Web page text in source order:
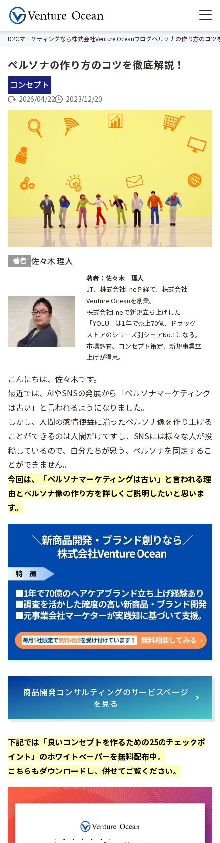
D2Cマーケティングなら株式会社Venture Oceanブログペルソナの作り方のコツ
ペルソナの作り方のコツを徹底解説！
コンセプト
2026/04/22 2023/12/20
著者 佐々木 理人
著者：佐々木 理人
JT、株式会社I-neを経て、株式会社
Venture Oceanを創業。
株式会社I-neで新規立ち上げした
「YOLU」は1年で売上70億、ドラッグ
ストアのシリーズ別シェアNo.1になる。
市場調査、コンセプト策定、新規事業立
上げが得意。
こんにちは、佐々木です。
最近では、AIやSNSの発展から「ペルソナマーケティング
は古い」と言われるようになりました。
しかし、人間の感情便益に沿ったペルソナ像を作り上げる
ことができるのは人間だけですし、SNSには様々な人が投
稿しているので、自分たちが思う、ペルソナを固定するこ
とができません。
今回は、「ペルソナマーケティングは古い」と言われる理
由とペルソナ像の作り方を詳しくご説明したいと思いま
す。
商品開発コンサルティングのサービスページ
を見る
下記では「良いコンセプトを作るための25のチェックポ
イント」のホワイトペーパーを無料配布中。
こちらもダウンロードし、併せてご覧ください。